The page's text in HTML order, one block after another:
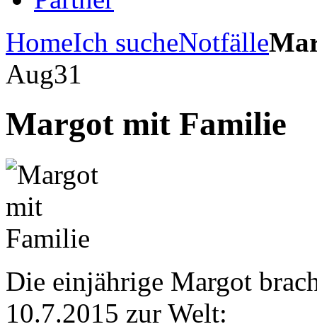
HomeIch sucheNotfälle
Aug31
Margot mit Familie
Die einjährige Margot
10.7.2015 zur Welt: